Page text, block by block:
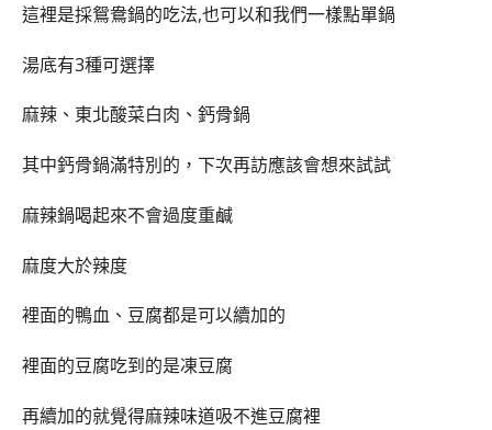
這裡是採鴛鴦鍋的吃法,也可以和我們一樣點單鍋
湯底有3種可選擇
麻辣、東北酸菜白肉、鈣骨鍋
其中鈣骨鍋滿特別的，下次再訪應該會想來試試
麻辣鍋喝起來不會過度重鹹
麻度大於辣度
裡面的鴨血、豆腐都是可以續加的
裡面的豆腐吃到的是凍豆腐
再續加的就覺得麻辣味道吸不進豆腐裡